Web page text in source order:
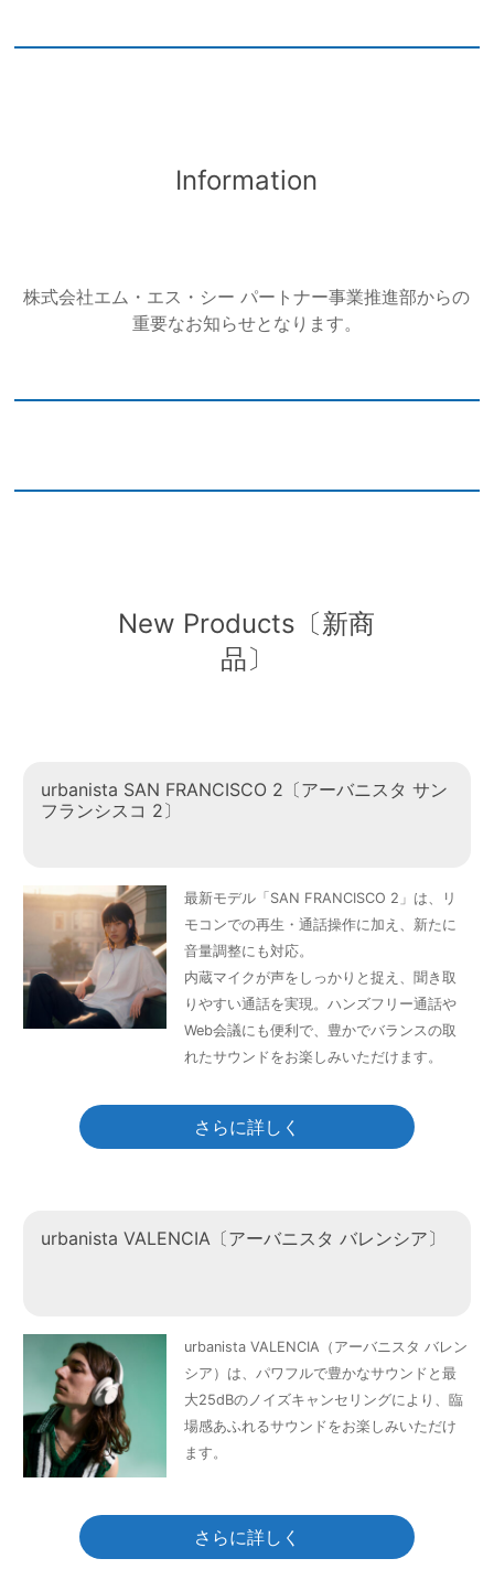
Information
株式会社エム・エス・シー パートナー事業推進部からの
重要なお知らせとなります。
New Products〔新商
品〕
urbanista SAN FRANCISCO 2〔アーバニスタ サン
フランシスコ 2〕
最新モデル「SAN FRANCISCO 2」は、リ
モコンでの再生・通話操作に加え、新たに
音量調整にも対応。
内蔵マイクが声をしっかりと捉え、聞き取
りやすい通話を実現。ハンズフリー通話や
Web会議にも便利で、豊かでバランスの取
れたサウンドをお楽しみいただけます。
さらに詳しく
urbanista VALENCIA〔アーバニスタ バレンシア〕
urbanista VALENCIA（アーバニスタ バレン
シア）は、パワフルで豊かなサウンドと最
大25dBのノイズキャンセリングにより、臨
場感あふれるサウンドをお楽しみいただけ
ます。
さらに詳しく